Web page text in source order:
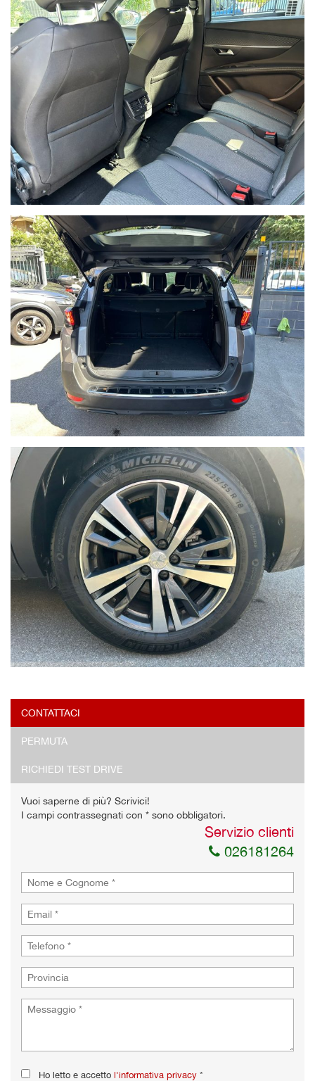
CONTATTACI
PERMUTA
RICHIEDI TEST DRIVE
Vuoi saperne di più? Scrivici!
I campi contrassegnati con * sono obbligatori.
Servizio clienti
026181264
Ho letto e accetto l'informativa privacy *